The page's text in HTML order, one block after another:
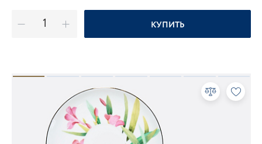
КУПИТЬ